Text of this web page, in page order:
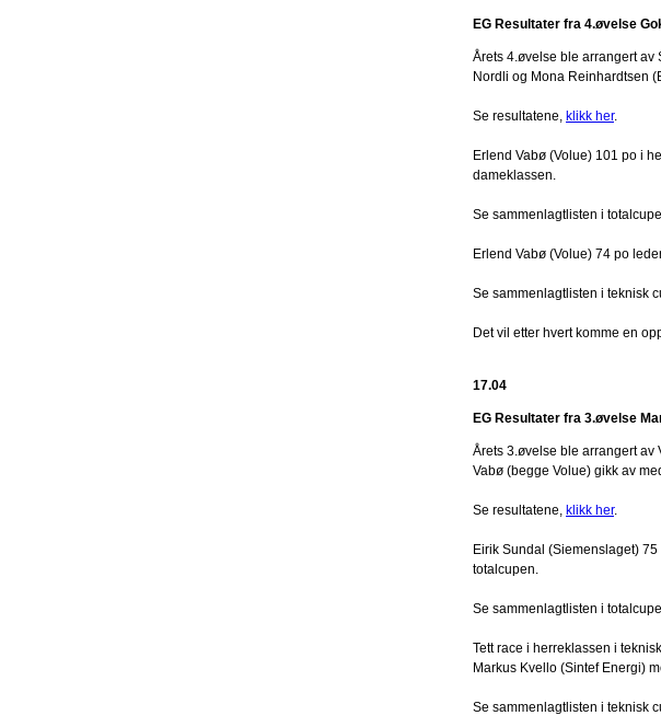
EG Resultater fra 4.øvelse
Årets 4.øvelse ble arrangert
Nordli og Mona Reinhardtsen
Se resultatene, klikk her.
Erlend Vabø (Volue) 101 po i
dameklassen.
Se sammenlagtlisten i
Erlend Vabø (Volue) 74 po
Se sammenlagtlisten i teknisk
Det vil etter hvert komme en
17.04
EG Resultater fra 3.øvelse
Årets 3.øvelse ble arrangert
Vabø (begge Volue) gikk av
Se resultatene, klikk her.
Eirik Sundal (Siemenslaget)
totalcupen.
Se sammenlagtlisten i
Tett race i herreklassen i
Markus Kvello (Sintef Energi)
Se sammenlagtlisten i teknisk